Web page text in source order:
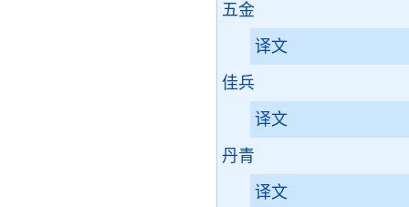
五金
译文
佳兵
译文
丹青
译文